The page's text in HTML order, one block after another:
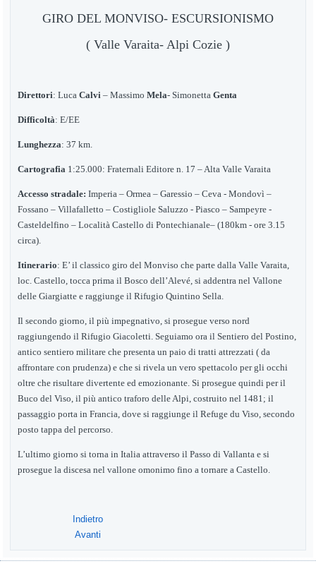
GIRO DEL MONVISO- ESCURSIONISMO
( Valle Varaita- Alpi Cozie )
Direttori: LucaCalvi –MassimoMela- SimonettaGenta
Difficoltà: E/EE
Lunghezza: 37 km.
Cartografia 1:25.000: Fraternali Editore n. 17 – Alta Valle Varaita
Accesso stradale: Imperia – Ormea – Garessio – Ceva - Mondovì –
Fossano – Villafalletto – Costigliole Saluzzo - Piasco – Sampeyre -
Casteldelfino –Località Castello di Pontechianale– (180km - ore 3.15
circa).
Itinerario:E’ il classico giro del Monviso che parte dalla Valle Varaita,
loc. Castello, tocca prima il Bosco dell’Alevé, si addentra nel Vallone
delle Giargiatte e raggiunge il Rifugio Quintino Sella.
Il secondo giorno, il più impegnativo, si prosegue verso nord
raggiungendo il Rifugio Giacoletti.Seguiamo orail Sentiero del Postino,
antico sentiero militareche presenta un paio di tratti attrezzati ( da
affrontare con prudenza) echesi rivela un vero spettacolo per gli occhi
oltre cherisultaredivertente ed emozionante. Si prosegue quindi per il
Buco del Viso, il più antico traforo delle Alpi, costruito nel 1481; il
passaggio porta in Francia, dove si raggiunge il Refuge du Viso, secondo
posto tappa del percorso.
L’ultimo giorno si torna in Italia attraverso il Passo di Vallanta e si
prosegue la discesa nel vallone omonimo fino a tornare a Castello.
Indietro
Avanti